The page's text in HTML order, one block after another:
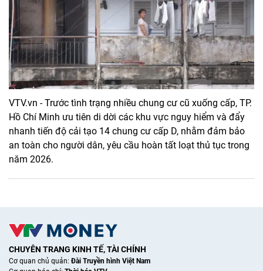
VTV.vn - Trước tình trạng nhiều chung cư cũ xuống cấp, TP.
Hồ Chí Minh ưu tiên di dời các khu vực nguy hiểm và đẩy
nhanh tiến độ cải tạo 14 chung cư cấp D, nhằm đảm bảo
an toàn cho người dân, yêu cầu hoàn tất loạt thủ tục trong
năm 2026.
CHUYÊN TRANG KINH TẾ, TÀI CHÍNH
Cơ quan chủ quản:Đài Truyền hình Việt Nam